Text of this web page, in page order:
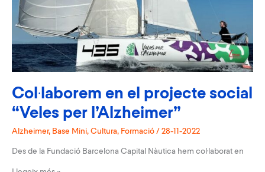
Col·laborem en el projecte social
“Veles per l’Alzheimer”
Alzheimer, Base Mini, Cultura, Formació / 28-11-2022
Des de la Fundació Barcelona Capital Nàutica hem col·laborat en